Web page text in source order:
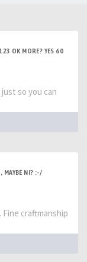
OK MORE? YES 60
so you can
MAYBE NI? :-/
craftmanship